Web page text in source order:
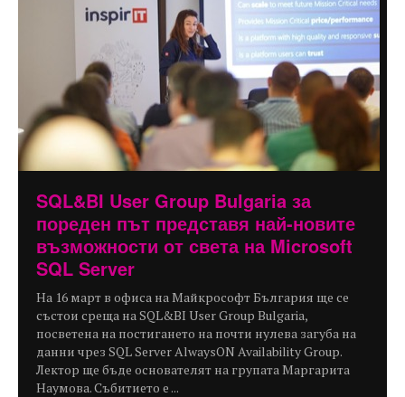
SQL&BI User Group Bulgaria за
пореден път представя най-новите
възможности от света на Microsoft
SQL Server
На 16 март в офиса на Майкрософт България ще се
състои среща на SQL&BI User Group Bulgaria,
посветена на постигането на почти нулева загуба на
данни чрез SQL Server AlwaysON Availability Group.
Лектор ще бъде основателят на групата Маргарита
Наумова. Събитието е ...